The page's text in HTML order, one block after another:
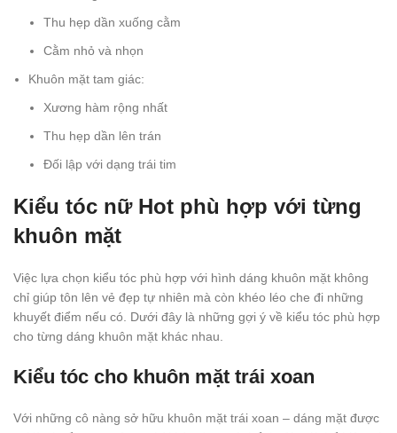
Thu hẹp dần xuống cằm
Cằm nhỏ và nhọn
Khuôn mặt tam giác:
Xương hàm rộng nhất
Thu hẹp dần lên trán
Đối lập với dạng trái tim
Kiểu tóc nữ Hot phù hợp với từng
khuôn mặt
Việc lựa chọn kiểu tóc phù hợp với hình dáng khuôn mặt không
chỉ giúp tôn lên vẻ đẹp tự nhiên mà còn khéo léo che đi những
khuyết điểm nếu có. Dưới đây là những gợi ý về kiểu tóc phù hợp
cho từng dáng khuôn mặt khác nhau.
Kiểu tóc cho khuôn mặt trái xoan
Với những cô nàng sở hữu khuôn mặt trái xoan – dáng mặt được